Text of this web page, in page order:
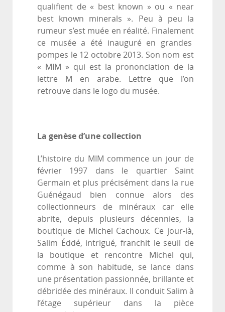
qualifient de « best known » ou « near
best known minerals ». Peu à peu la
rumeur s’est muée en réalité. Finalement
ce musée a été inauguré en grandes
pompes le 12 octobre 2013. Son nom est
« MIM » qui est la prononciation de la
lettre M en arabe. Lettre que l’on
retrouve dans le logo du musée.
La genèse d’une collection
L’histoire du MIM commence un jour de
février 1997 dans le quartier Saint
Germain et plus précisément dans la rue
Guénégaud bien connue alors des
collectionneurs de minéraux car elle
abrite, depuis plusieurs décennies, la
boutique de Michel Cachoux. Ce jour-là,
Salim Éddé, intrigué, franchit le seuil de
la boutique et rencontre Michel qui,
comme à son habitude, se lance dans
une présentation passionnée, brillante et
débridée des minéraux. Il conduit Salim à
l’étage supérieur dans la pièce